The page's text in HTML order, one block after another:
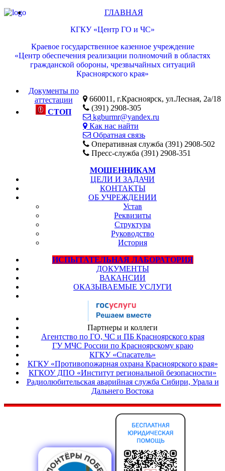
КГКУ «Центр ГО и ЧС»
Краевое государственное казенное учреждение
«Центр обеспечения реализации полномочий в областях
гражданской обороны, чрезвычайных ситуаций
Красноярского края»
660011, г.Красноярск, ул.Лесная, 2а/18
(391) 2908-305
kgburmr@yandex.ru
Как нас найти
Обратная связь
Оперативная служба (391) 2908-502
Пресс-служба (391) 2908-351
ГЛАВНАЯ
Документы по
аттестации
СТОП
МОШЕННИКАМ
ЦЕЛИ И ЗАДАЧИ
КОНТАКТЫ
ОБ УЧРЕЖДЕНИИ
Устав
Реквизиты
Структура
Руководство
История
ИСПЫТАТЕЛЬНАЯ ЛАБОРАТОРИЯ
ДОКУМЕНТЫ
ВАКАНСИИ
ОКАЗЫВАЕМЫЕ УСЛУГИ
Партнеры и коллеги
Агентство по ГО, ЧС и ПБ Красноярского края
ГУ МЧС России по Красноярскому краю
КГКУ «Спасатель»
КГКУ «Противопожарная охрана Красноярского края»
КГКОУ ДПО «Институт региональной безопасности»
Радиолюбительская аварийная служба Сибири, Урала и
Дальнего Востока